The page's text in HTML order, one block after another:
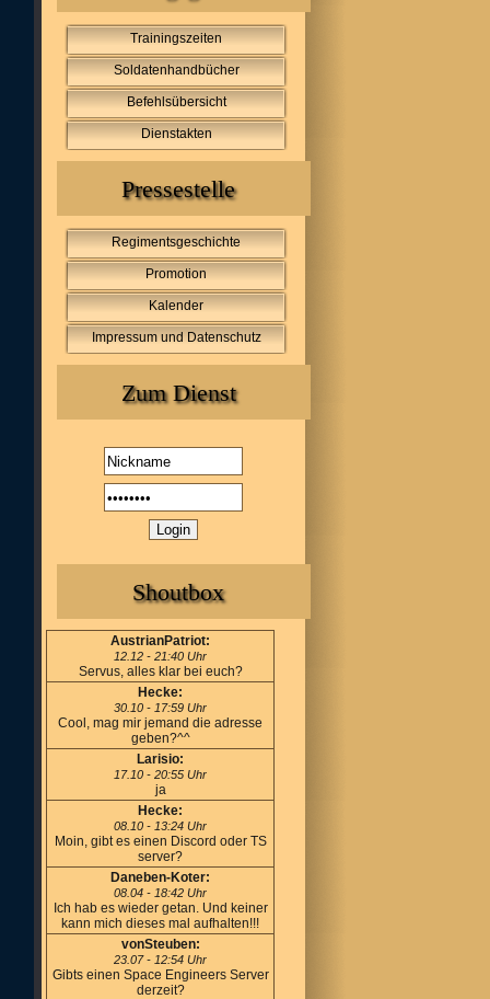
Trainingszeiten
Soldatenhandbücher
Befehlsübersicht
Dienstakten
Pressestelle
Regimentsgeschichte
Promotion
Kalender
Impressum und Datenschutz
Zum Dienst
Shoutbox
AustrianPatriot:
12.12 - 21:40 Uhr
Servus, alles klar bei euch?
Hecke:
30.10 - 17:59 Uhr
Cool, mag mir jemand die adresse
geben?^^
Larisio:
17.10 - 20:55 Uhr
ja
Hecke:
08.10 - 13:24 Uhr
Moin, gibt es einen Discord oder TS
server?
Daneben-Koter:
08.04 - 18:42 Uhr
Ich hab es wieder getan. Und keiner
kann mich dieses mal aufhalten!!!
vonSteuben:
23.07 - 12:54 Uhr
Gibts einen Space Engineers Server
derzeit?